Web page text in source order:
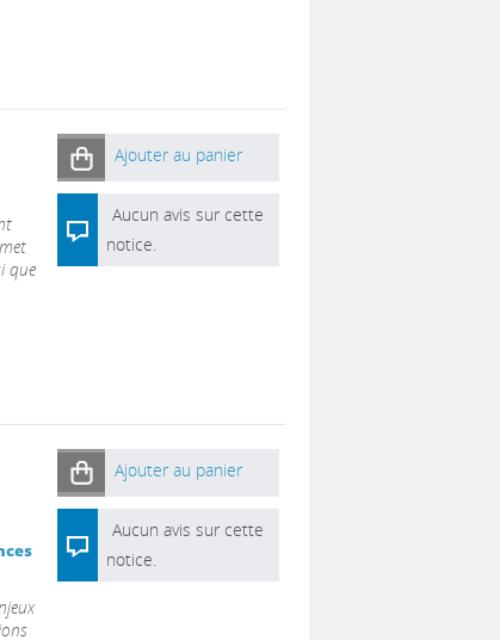
que
Ajouter au panier
Aucun avis sur cette
notice.
Ajouter au panier
Aucun avis sur cette
notice.